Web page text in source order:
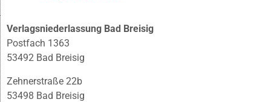
Verlagsniederlassung Bad Breisig
Postfach 1363
53492 Bad Breisig
Zehnerstraße 22b
53498 Bad Breisig